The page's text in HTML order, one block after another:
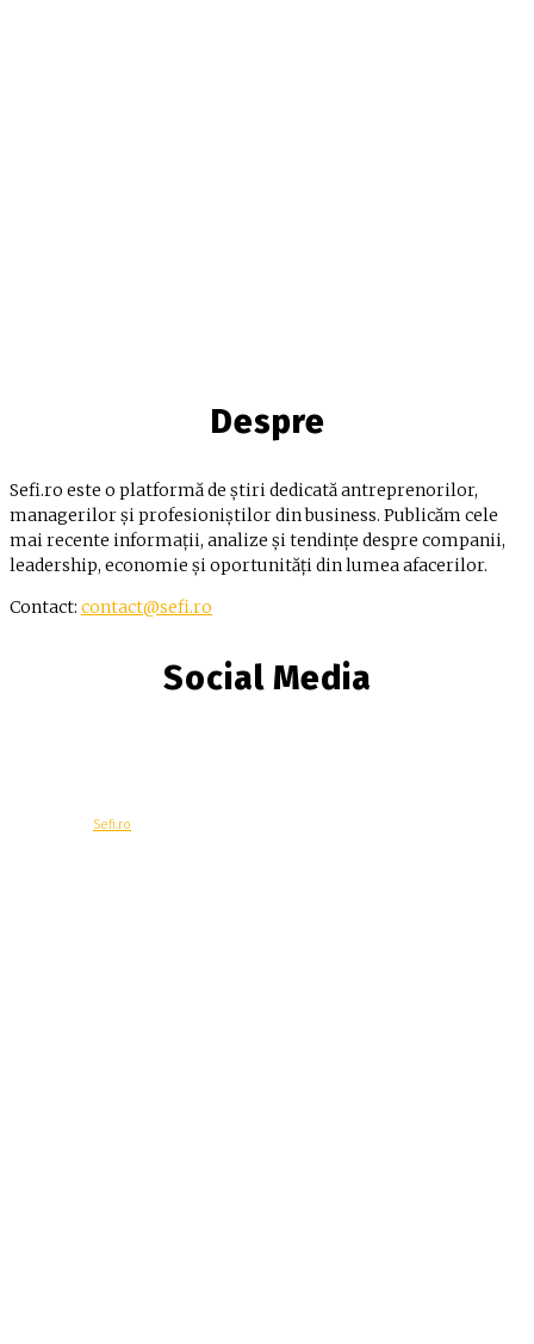
Despre
Sefi.ro este o platformă de știri dedicată antreprenorilor,
managerilor și profesioniștilor din business. Publicăm cele
mai recente informații, analize și tendințe despre companii,
leadership, economie și oportunități din lumea afacerilor.
Contact: contact@sefi.ro
Social Media
Sefi.ro